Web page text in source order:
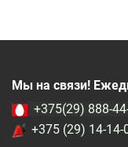
Мы на связи!
+375(29) 888-
+375 (29) 14-14-